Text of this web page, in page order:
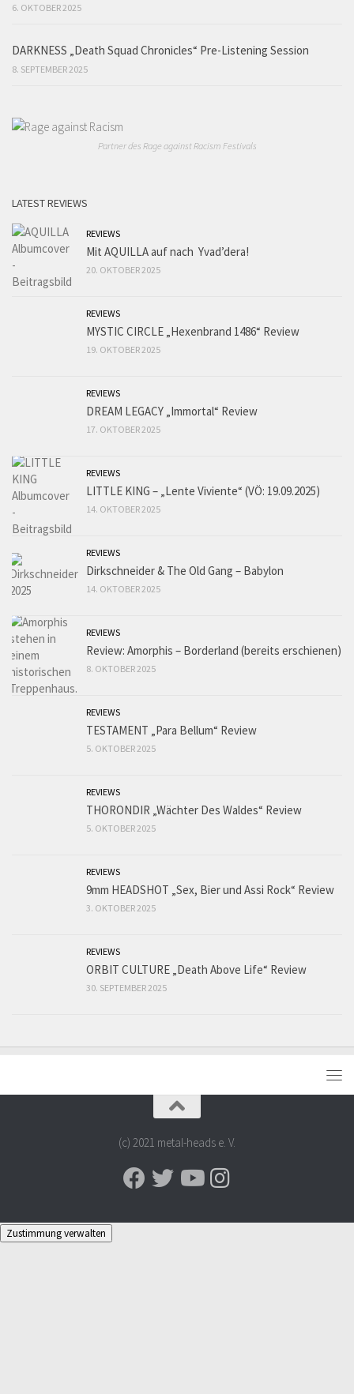
6. OKTOBER 2025
DARKNESS „Death Squad Chronicles“ Pre-Listening Session
8. SEPTEMBER 2025
Partner des Rage against Racism Festivals
LATEST REVIEWS
REVIEWS
Mit AQUILLA auf nach Yvad’dera!
20. OKTOBER 2025
REVIEWS
MYSTIC CIRCLE „Hexenbrand 1486“ Review
19. OKTOBER 2025
REVIEWS
DREAM LEGACY „Immortal“ Review
17. OKTOBER 2025
REVIEWS
LITTLE KING – „Lente Viviente“ (VÖ: 19.09.2025)
14. OKTOBER 2025
REVIEWS
Dirkschneider & The Old Gang – Babylon
14. OKTOBER 2025
REVIEWS
Review: Amorphis – Borderland (bereits erschienen)
8. OKTOBER 2025
REVIEWS
TESTAMENT „Para Bellum“ Review
5. OKTOBER 2025
REVIEWS
THORONDIR „Wächter Des Waldes“ Review
5. OKTOBER 2025
REVIEWS
9mm HEADSHOT „Sex, Bier und Assi Rock“ Review
3. OKTOBER 2025
REVIEWS
ORBIT CULTURE „Death Above Life“ Review
30. SEPTEMBER 2025
(c) 2021 metal-heads e. V.
Zustimmung verwalten